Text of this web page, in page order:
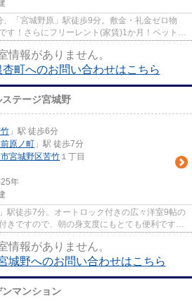
「宮城野原」駅徒歩9分。敷金・礼金ゼロ物
す！さらにフリーレント(家賃)1か月！ペットと
情報がありません。
町へのお問い合わせはこちら
ステージ宮城野
」駅 徒歩6分
原ノ町 」駅 徒歩7分
宮城野区苦竹 １丁目
年
駅徒歩7分。オートロック付きの広々洋室9帖の
きですので、朝の身支度にもとても便利です。
情報がありません。
城野へのお問い合わせはこちら
マンション